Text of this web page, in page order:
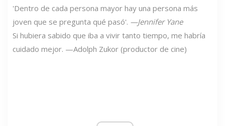
'Dentro de cada persona mayor hay una persona más
joven que se pregunta qué pasó'. —Jennifer Yane
Si hubiera sabido que iba a vivir tanto tiempo, me habría
cuidado mejor. —Adolph Zukor (productor de cine)